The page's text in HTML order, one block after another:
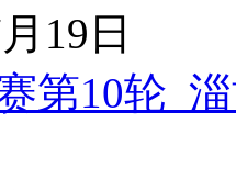
19日
第10轮